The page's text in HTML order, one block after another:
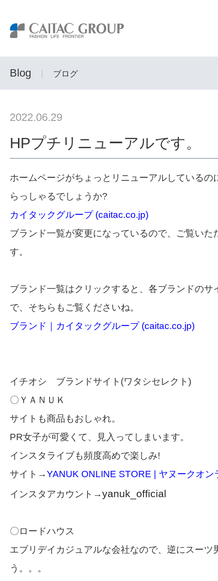
Blog ブログ
2022.06.29
HPプチリニューアルです。
ホームページがちょっとリニューアルしているの
らっしゃるでしょうか?
カイタックグループ (caitac.co.jp)
ブランド一覧が変更になっているので、ご覧いた
す。
ブランド一覧はクリックすると、各ブランドのサ
で、そちらもご覧くださいね。
ブランド｜カイタックグループ (caitac.co.jp)
イチオシ ブランドサイト(ワタシセレクト)
〇ＹＡＮＵＫ
サイトも商品もおしゃれ。
PR女子が可愛くて、見入ってしまいます。
インスタライブも頻度高めで楽しみ!
サイト→YANUK ONLINE STORE | ヤヌークオン
インスタアカウント→yanuk_official
〇ロードハウス
エブリデイカジュアルな会社なので、逆にスーツ
う。。。